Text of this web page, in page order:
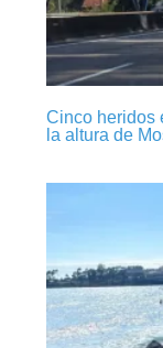
Cinco heridos
la altura de